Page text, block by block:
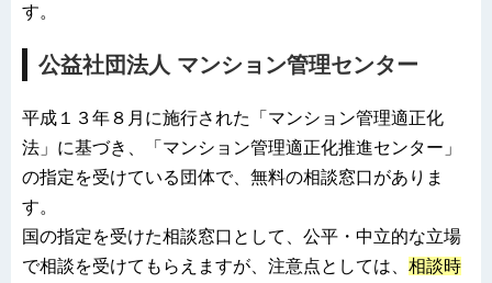
す。
公益社団法人 マンション管理センター
平成１３年８月に施行された「マンション管理適正化
法」に基づき、「マンション管理適正化推進センター」
の指定を受けている団体で、無料の相談窓口がありま
す。
国の指定を受けた相談窓口として、公平・中立的な立場
で相談を受けてもらえますが、注意点としては、 相談時